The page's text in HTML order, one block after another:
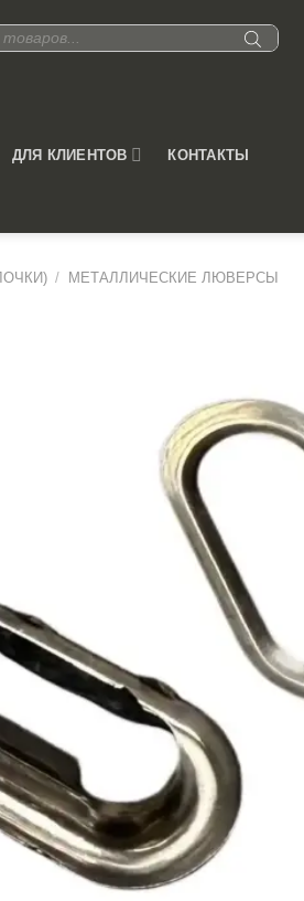
ДЛЯ КЛИЕНТОВ КОНТАКТЫ
/ МЕТАЛЛИЧЕСКИЕ ЛЮВЕРСЫ